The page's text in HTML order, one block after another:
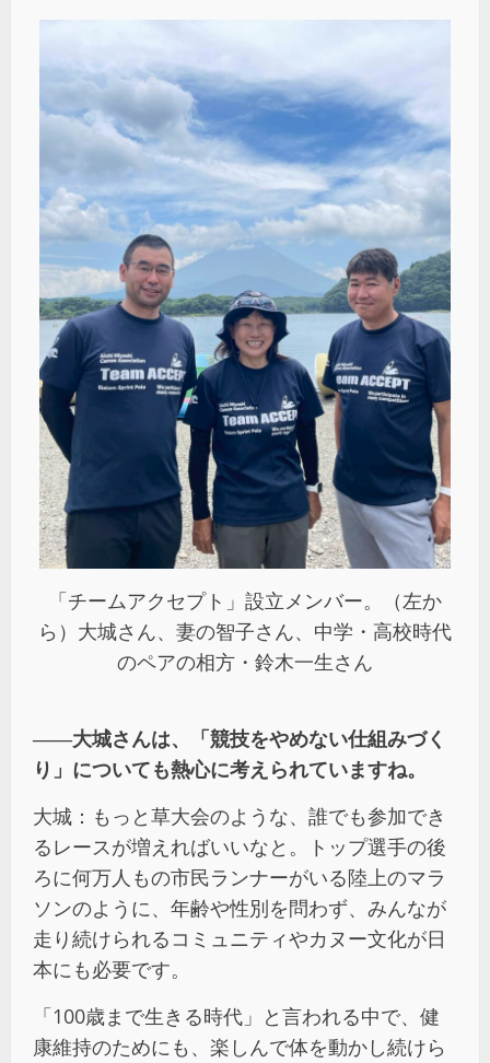
「チームアクセプト」設立メンバー。（左か
ら）大城さん、妻の智子さん、中学・高校時代
のペアの相方・鈴木一生さん
――大城さんは、「競技をやめない仕組みづく
り」についても熱心に考えられていますね。
大城：もっと草大会のような、誰でも参加でき
るレースが増えればいいなと。トップ選手の後
ろに何万人もの市民ランナーがいる陸上のマラ
ソンのように、年齢や性別を問わず、みんなが
走り続けられるコミュニティやカヌー文化が日
本にも必要です。
「100歳まで生きる時代」と言われる中で、健
康維持のためにも、楽しんで体を動かし続けら